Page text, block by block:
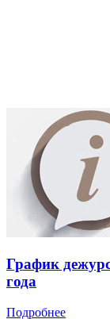
График
года
Подробнее